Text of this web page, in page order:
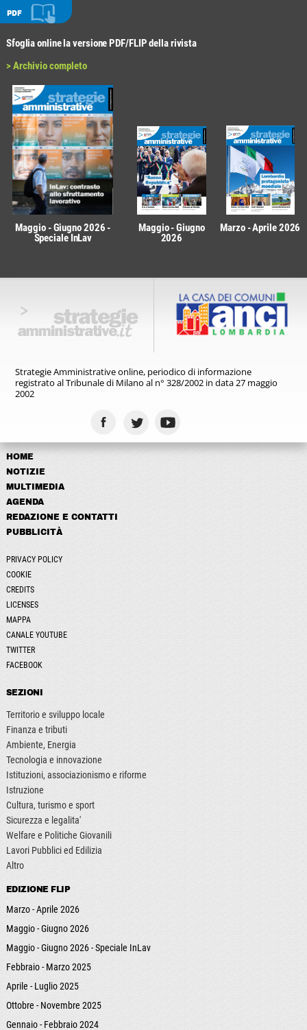
PDF
Sfoglia online la versione PDF/FLIP della rivista
> Archivio completo
Maggio - Giugno 2026 -
Speciale InLav
Maggio - Giugno
2026
Marzo - Aprile 2026
Strategie Amministrative online, periodico di informazione
registratoal Tribunale di Milano al n° 328/2002 in data 27 maggio
2002
HOME
NOTIZIE
MULTIMEDIA
AGENDA
REDAZIONE E CONTATTI
PUBBLICITÀ
PRIVACY POLICY
COOKIE
CREDITS
LICENSES
MAPPA
CANALE YOUTUBE
TWITTER
FACEBOOK
SEZIONI
Territorio e sviluppo locale
Finanza e tributi
Ambiente, Energia
Tecnologia e innovazione
Istituzioni, associazionismo e riforme
Istruzione
Cultura, turismo e sport
Sicurezza e legalita'
Welfare e Politiche Giovanili
Lavori Pubblici ed Edilizia
Altro
EDIZIONE FLIP
Marzo - Aprile 2026
Maggio - Giugno 2026
Maggio - Giugno 2026 - Speciale InLav
Febbraio - Marzo 2025
Aprile - Luglio 2025
Ottobre - Novembre 2025
Gennaio - Febbraio 2024